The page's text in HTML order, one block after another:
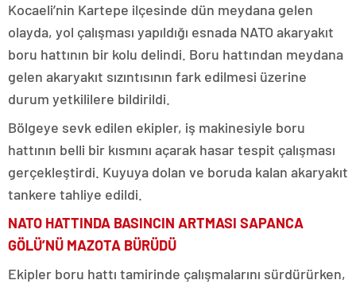
Kocaeli’nin Kartepe ilçesinde dün meydana gelen
olayda, yol çalışması yapıldığı esnada NATO akaryakıt
boru hattının bir kolu delindi. Boru hattından meydana
gelen akaryakıt sızıntısının fark edilmesi üzerine
durum yetkililere bildirildi.
Bölgeye sevk edilen ekipler, iş makinesiyle boru
hattının belli bir kısmını açarak hasar tespit çalışması
gerçekleştirdi. Kuyuya dolan ve boruda kalan akaryakıt
tankere tahliye edildi.
NATO HATTINDA BASINCIN ARTMASI SAPANCA
GÖLÜ’NÜ MAZOTA BÜRÜDÜ
Ekipler boru hattı tamirinde çalışmalarını sürdürürken,